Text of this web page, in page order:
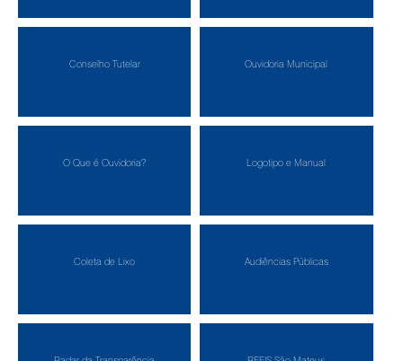
Conselho Tutelar Ouvidoria Municipal
O Que é Ouvidoria? Logotipo e Manual
Coleta de Lixo Audiências Públicas